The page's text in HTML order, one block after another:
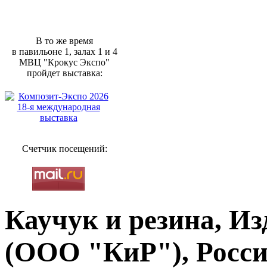
В то же время
в павильоне 1, залах 1 и 4
МВЦ "Крокус Экспо"
пройдет выставка:
Счетчик посещений:
Каучук и резина,
(ООО "КиР"),